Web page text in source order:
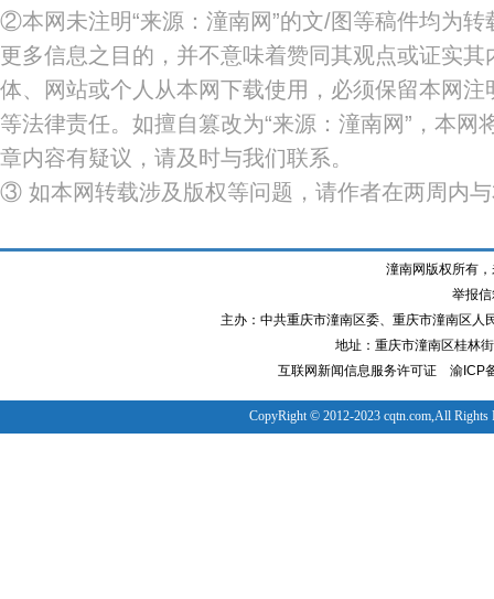
②本网未注明“来源：潼南网”的文/图等稿件均为
更多信息之目的，并不意味着赞同其观点或证实
体、网站或个人从本网下载使用，必须保留本网注
等法律责任。如擅自篡改为“来源：潼南网”，本网
章内容有疑议，请及时与我们联系。
③ 如本网转载涉及版权等问题，请作者在两周内
潼南网版权所有
举报
主办：中共重庆市潼南区委、重庆市潼南区
地址：重庆市潼南区桂林
互联网新闻信息服务许可证
渝ICP
CopyRight © 2012-2023 cqtn.com,All Rights